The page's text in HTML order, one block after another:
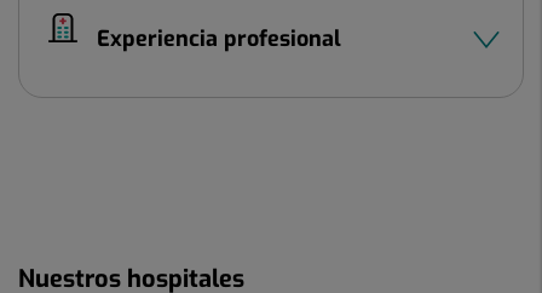
Experiencia profesional
Nuestros hospitales